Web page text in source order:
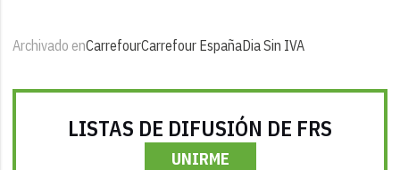
Archivado enCarrefourCarrefour EspañaDia Sin IVA
LISTAS DE DIFUSIÓN DE FRS
UNIRME